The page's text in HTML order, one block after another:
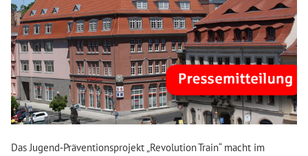
Das Jugend‑Präventionsprojekt „Revolution Train“ macht im